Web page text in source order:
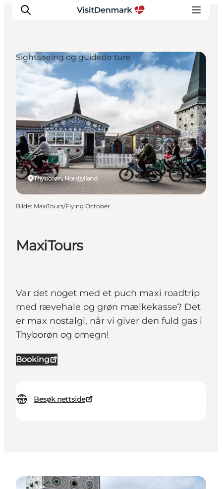
Inspirasjon
Reisemål
Aktiviteter
Overnatting
Planlegg reisen
MaxiTours
Var det noget med et puch maxi roadtrip
med rævehale og grøn mælkekasse? Det
er max nostalgi, når vi giver den fuld gas i
Thyborøn og omegn!
Booking
Besøk nettside
Thyborøn, Nordjylland
Sightseeing og guidede ture
Bilde: MaxiTours/Flying October